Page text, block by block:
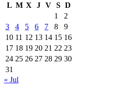
L M X J V S D
1
2
3
4 5 6 7 8
9
10 11 12 13 14 15 16
17 18 19 20 21 22 23
24 25 26 27 28 29 30
31
« Jul